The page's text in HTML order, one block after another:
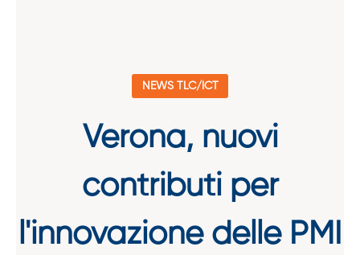
NEWS TLC/ICT
Verona, nuovi
contributi per
l'innovazione delle PMI